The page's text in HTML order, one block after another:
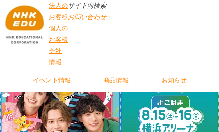
法人の
お客様
個人の
お客様
会社
情報
サイト内検索
お問い合わせ
イベント情報 商品情報 お知らせ